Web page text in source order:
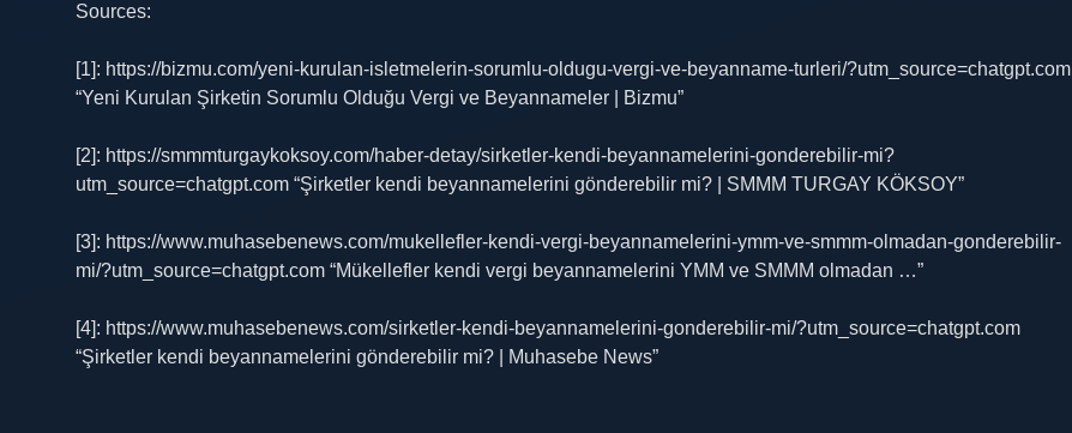
Sources:
[1]: https://bizmu.com/yeni-kurulan-isletmelerin-sorumlu-oldugu-vergi-ve-beyanname-turleri/?utm_source=chatgpt.com
“Yeni Kurulan Şirketin Sorumlu Olduğu Vergi ve Beyannameler | Bizmu”
[2]: https://smmmturgaykoksoy.com/haber-detay/sirketler-kendi-beyannamelerini-gonderebilir-mi?
utm_source=chatgpt.com “Şirketler kendi beyannamelerini gönderebilir mi? | SMMM TURGAY KÖKSOY”
[3]: https://www.muhasebenews.com/mukellefler-kendi-vergi-beyannamelerini-ymm-ve-smmm-olmadan-gonderebilir-
mi/?utm_source=chatgpt.com “Mükellefler kendi vergi beyannamelerini YMM ve SMMM olmadan …”
[4]: https://www.muhasebenews.com/sirketler-kendi-beyannamelerini-gonderebilir-mi/?utm_source=chatgpt.com
“Şirketler kendi beyannamelerini gönderebilir mi? | Muhasebe News”